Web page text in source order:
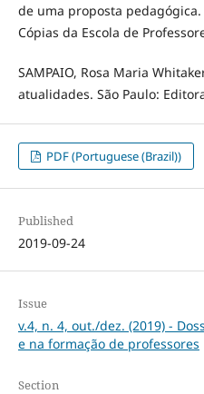
de uma proposta pedagógica.
Cópias da Escola de
SAMPAIO, Rosa Maria
atualidades. São Paulo:
PDF (Portuguese (Brazil))
Published
2019-09-24
Issue
v.4, n. 4, out./dez. (2019) -
e na formação de professores
Section